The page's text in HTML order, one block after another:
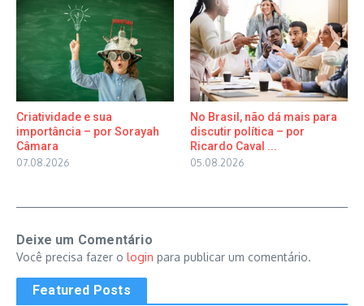
Criatividade e sua
importância – por Sorayah
Câmara
07.08.2026
No Brasil, não dá mais para
discutir política – por
Ricardo Caval ...
05.08.2026
Deixe um Comentário
Você precisa fazer o login para publicar um comentário.
Featured Posts